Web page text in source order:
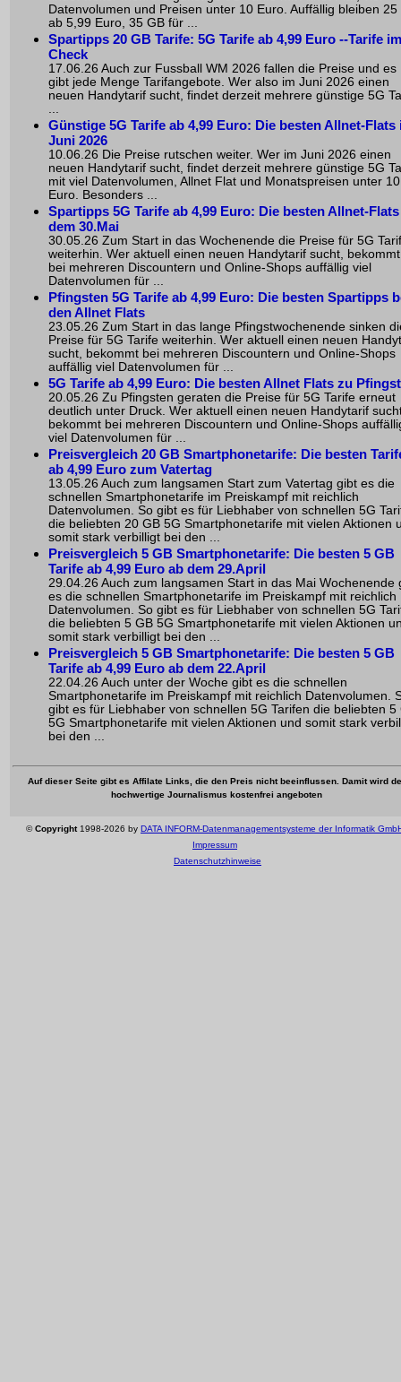
Datenvolumen und Preisen unter 10 Euro. Auffällig bleiben 25
ab 5,99 Euro, 35 GB für ...
Spartipps 20 GB Tarife: 5G Tarife ab 4,99 Euro --Tarife im
Check
17.06.26 Auch zur Fussball WM 2026 fallen die Preise und es
gibt jede Menge Tarifangebote. Wer also im Juni 2026 einen
neuen Handytarif sucht, findet derzeit mehrere günstige 5G
Günstige 5G Tarife ab 4,99 Euro: Die besten Allnet-Flats
Juni 2026
10.06.26 Die Preise rutschen weiter. Wer im Juni 2026 einen
neuen Handytarif sucht, findet derzeit mehrere günstige 5G
mit viel Datenvolumen, Allnet Flat und Monatspreisen unter 10
Euro. Besonders ...
Spartipps 5G Tarife ab 4,99 Euro: Die besten Allnet-
dem 30.Mai
30.05.26 Zum Start in das Wochenende die Preise für 5G
weiterhin. Wer aktuell einen neuen Handytarif sucht, bekommt
bei mehreren Discountern und Online-Shops auffällig viel
Datenvolumen für ...
Pfingsten 5G Tarife ab 4,99 Euro: Die besten Spartipps
den Allnet Flats
23.05.26 Zum Start in das lange Pfingstwochenende sinken
Preise für 5G Tarife weiterhin. Wer aktuell einen neuen
sucht, bekommt bei mehreren Discountern und Online-Shops
auffällig viel Datenvolumen für ...
5G Tarife ab 4,99 Euro: Die besten Allnet Flats zu
20.05.26 Zu Pfingsten geraten die Preise für 5G Tarife erneut
deutlich unter Druck. Wer aktuell einen neuen Handytarif
bekommt bei mehreren Discountern und Online-Shops
viel Datenvolumen für ...
Preisvergleich 20 GB Smartphonetarife: Die besten
ab 4,99 Euro zum Vatertag
13.05.26 Auch zum langsamen Start zum Vatertag gibt es die
schnellen Smartphonetarife im Preiskampf mit reichlich
Datenvolumen. So gibt es für Liebhaber von schnellen 5G
die beliebten 20 GB 5G Smartphonetarife mit vielen Aktionen
somit stark verbilligt bei den ...
Preisvergleich 5 GB Smartphonetarife: Die besten 5 GB
Tarife ab 4,99 Euro ab dem 29.April
29.04.26 Auch zum langsamen Start in das Mai Wochenende
es die schnellen Smartphonetarife im Preiskampf mit reichlich
Datenvolumen. So gibt es für Liebhaber von schnellen 5G
die beliebten 5 GB 5G Smartphonetarife mit vielen Aktionen
somit stark verbilligt bei den ...
Preisvergleich 5 GB Smartphonetarife: Die besten 5 GB
Tarife ab 4,99 Euro ab dem 22.April
22.04.26 Auch unter der Woche gibt es die schnellen
Smartphonetarife im Preiskampf mit reichlich Datenvolumen.
gibt es für Liebhaber von schnellen 5G Tarifen die beliebten 5
5G Smartphonetarife mit vielen Aktionen und somit stark
bei den ...
Auf dieser Seite gibt es Affilate Links, die den Preis nicht beeinflussen. Damit wird
hochwertige Journalismus kostenfrei angeboten
©Copyright1998-2026 by DATA INFORM-Datenmanagementsysteme der Informatik
Impressum
Datenschutzhinweise